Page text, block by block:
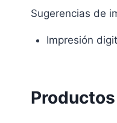
Sugerencias de
Impresión